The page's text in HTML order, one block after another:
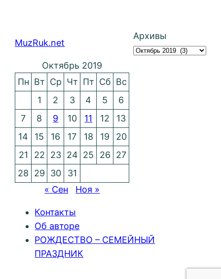
MuzRuk.net
Архивы
Октябрь 2019
Пн Вт Ср Чт Пт Сб Вс
1
2 3 4 5
6
7
8 9 10 11 12
13
14
15 16 17 18 19
20
21
22 23 24 25 26
27
28
29 30
31
« Сен
Ноя »
Контакты
Об авторе
РОЖДЕСТВО – СЕМЕЙНЫЙ
ПРАЗДНИК